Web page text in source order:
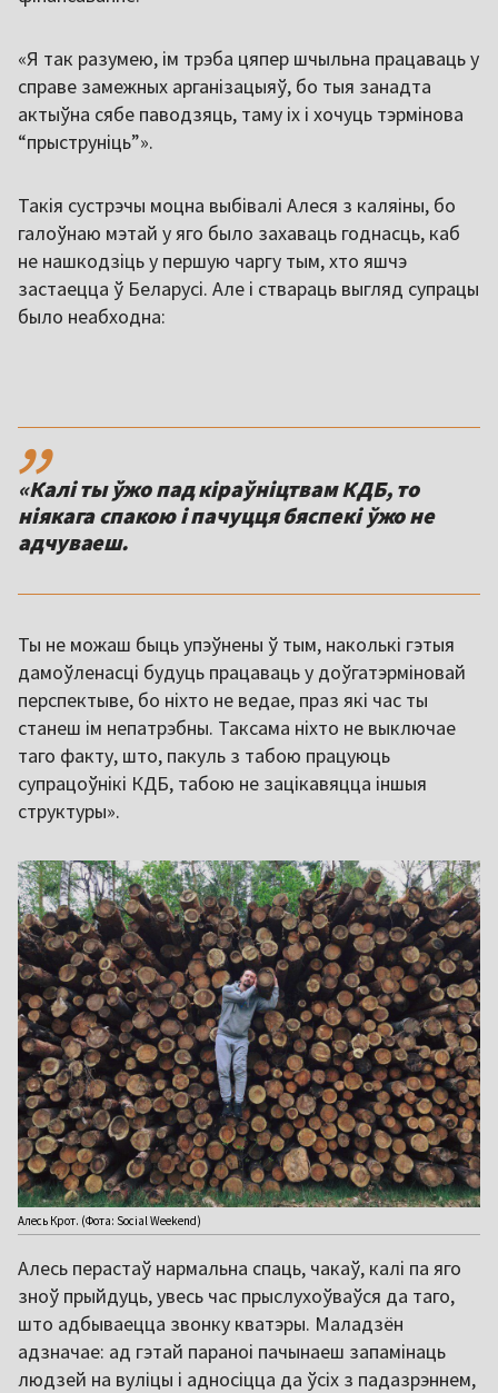
«Я так разумею, ім трэба цяпер шчыльна працаваць у
справе замежных арганізацыяў, бо тыя занадта
актыўна сябе паводзяць, таму іх і хочуць тэрмінова
“прыструніць”».
Такія сустрэчы моцна выбівалі Алеся з каляіны, бо
галоўнаю мэтай у яго было захаваць годнасць, каб
не нашкодзіць у першую чаргу тым, хто яшчэ
застаецца ў Беларусі. Але і ствараць выгляд супрацы
было неабходна:
,,
«Калі ты ўжо пад кіраўніцтвам КДБ, то
ніякага спакою і пачуцця бяспекі ўжо не
адчуваеш.
Ты не можаш быць упэўнены ў тым, наколькі гэтыя
дамоўленасці будуць працаваць у доўгатэрміновай
перспектыве, бо ніхто не ведае, праз які час ты
станеш ім непатрэбны. Таксама ніхто не выключае
таго факту, што, пакуль з табою працуюць
супрацоўнікі КДБ, табою не зацікавяцца іншыя
структуры».
Алесь Крот. (Фота: Social Weekend)
Алесь перастаў нармальна спаць, чакаў, калі па яго
зноў прыйдуць, увесь час прыслухоўваўся да таго,
што адбываецца звонку кватэры. Маладзён
адзначае: ад гэтай параноі пачынаеш запамінаць
людзей на вуліцы і адносіцца да ўсіх з падазрэннем,